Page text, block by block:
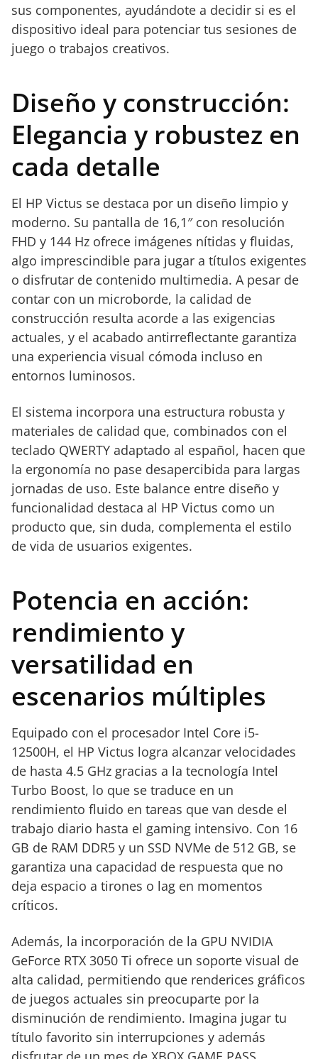
sus componentes, ayudándote a decidir si es el
dispositivo ideal para potenciar tus sesiones de
juego o trabajos creativos.
Diseño y construcción:
Elegancia y robustez en
cada detalle
El HP Victus se destaca por un diseño limpio y
moderno. Su pantalla de 16,1″ con resolución
FHD y 144 Hz ofrece imágenes nítidas y fluidas,
algo imprescindible para jugar a títulos exigentes
o disfrutar de contenido multimedia. A pesar de
contar con un microborde, la calidad de
construcción resulta acorde a las exigencias
actuales, y el acabado antirreflectante garantiza
una experiencia visual cómoda incluso en
entornos luminosos.
El sistema incorpora una estructura robusta y
materiales de calidad que, combinados con el
teclado QWERTY adaptado al español, hacen que
la ergonomía no pase desapercibida para largas
jornadas de uso. Este balance entre diseño y
funcionalidad destaca al HP Victus como un
producto que, sin duda, complementa el estilo
de vida de usuarios exigentes.
Potencia en acción:
rendimiento y
versatilidad en
escenarios múltiples
Equipado con el procesador Intel Core i5-
12500H, el HP Victus logra alcanzar velocidades
de hasta 4.5 GHz gracias a la tecnología Intel
Turbo Boost, lo que se traduce en un
rendimiento fluido en tareas que van desde el
trabajo diario hasta el gaming intensivo. Con 16
GB de RAM DDR5 y un SSD NVMe de 512 GB, se
garantiza una capacidad de respuesta que no
deja espacio a tirones o lag en momentos
críticos.
Además, la incorporación de la GPU NVIDIA
GeForce RTX 3050 Ti ofrece un soporte visual de
alta calidad, permitiendo que renderices gráficos
de juegos actuales sin preocuparte por la
disminución de rendimiento. Imagina jugar tu
título favorito sin interrupciones y además